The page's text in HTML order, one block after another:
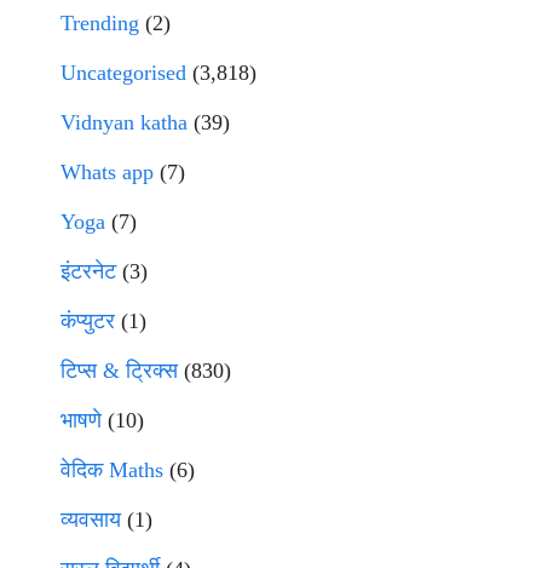
Trending (2)
Uncategorised (3,818)
Vidnyan katha (39)
Whats app (7)
Yoga (7)
इंटरनेट(3)
कंप्युटर (1)
टिप्स & ट्रिक्स(830)
भाषणे(10)
वेदिक Maths (6)
व्यवसाय(1)